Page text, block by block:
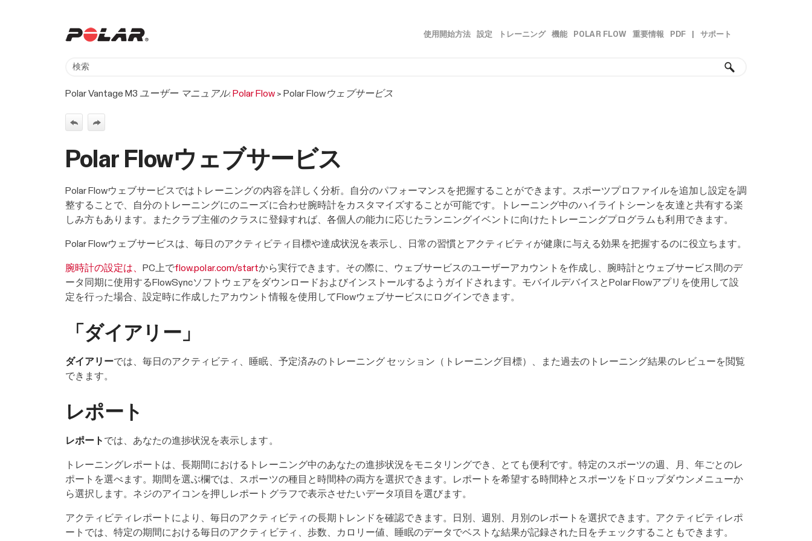
メイン コンテンツにスキップ
使用開始方法»設定» トレーニング»機能» POLAR FLOW» 重要情報» PDF サポート
Polar Vantage M3 ユーザー マニュアル: Polar Flow> Polar Flowウェブサービス
Polar Flowウェブサービス
Polar Flowウェブサービスではトレーニングの内容を詳しく分析。自分のパフォーマンスを把握することができます。スポーツプロファイルを追加し設定を調
整することで、自分のトレーニングにのニーズに合わせ腕時計をカスタマイズすることが可能です。トレーニング中のハイライトシーンを友達と共有する楽
しみ方もあります。またクラブ主催のクラスに登録すれば、各個人の能力に応じたランニングイベントに向けたトレーニングプログラムも利用できます。
Polar Flowウェブサービスは、毎日のアクティビティ目標や達成状況を表示し、日常の習慣とアクティビティが健康に与える効果を把握するのに役立ちます。
腕時計の設定は、 PC上でflow.polar.com/startから実行できます。その際に、ウェブサービスのユーザーアカウントを作成し、腕時計とウェブサービス間のデ
ータ同期に使用するFlowSyncソフトウェアをダウンロードおよびインストールするようガイドされます。モバイルデバイスとPolar Flowアプリを使用して設
定を行った場合、設定時に作成したアカウント情報を使用してFlowウェブサービスにログインできます。
「ダイアリー」
ダイアリーでは、毎日のアクティビティ、睡眠、予定済みのトレーニング セッション（トレーニング目標）、また過去のトレーニング結果のレビューを閲覧
できます。
レポート
レポート では、あなたの進捗状況を表示します。
トレーニングレポートは、長期間におけるトレーニング中のあなたの進捗状況をモニタリングでき、とても便利です。特定のスポーツの週、月、年ごとのレ
ポートを選べます。期間を選ぶ欄では、スポーツの種目と時間枠の両方を選択できます。レポートを希望する時間枠とスポーツをドロップダウンメニューか
ら選択します。ネジのアイコンを押しレポートグラフで表示させたいデータ項目を選びます。
アクティビティレポートにより、毎日のアクティビティの長期トレンドを確認できます。日別、週別、月別のレポートを選択できます。アクティビティレポ
ートでは、特定の期間における毎日のアクティビティ、歩数、カロリー値、睡眠のデータでベストな結果が記録された日をチェックすることもできます。